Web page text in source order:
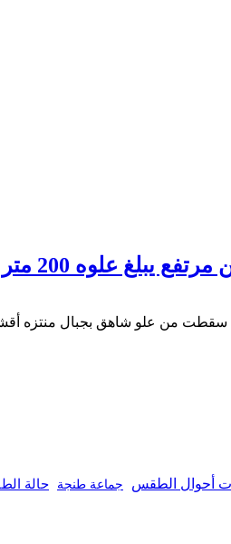
علوه 200 متر
سقطت من علو شاهق بجبال منتزه
أحوال الطقس جماعة طنجة حالة